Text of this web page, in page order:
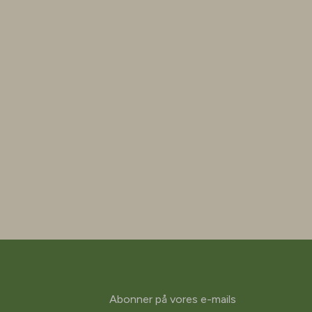
Abonner på vores e-mails